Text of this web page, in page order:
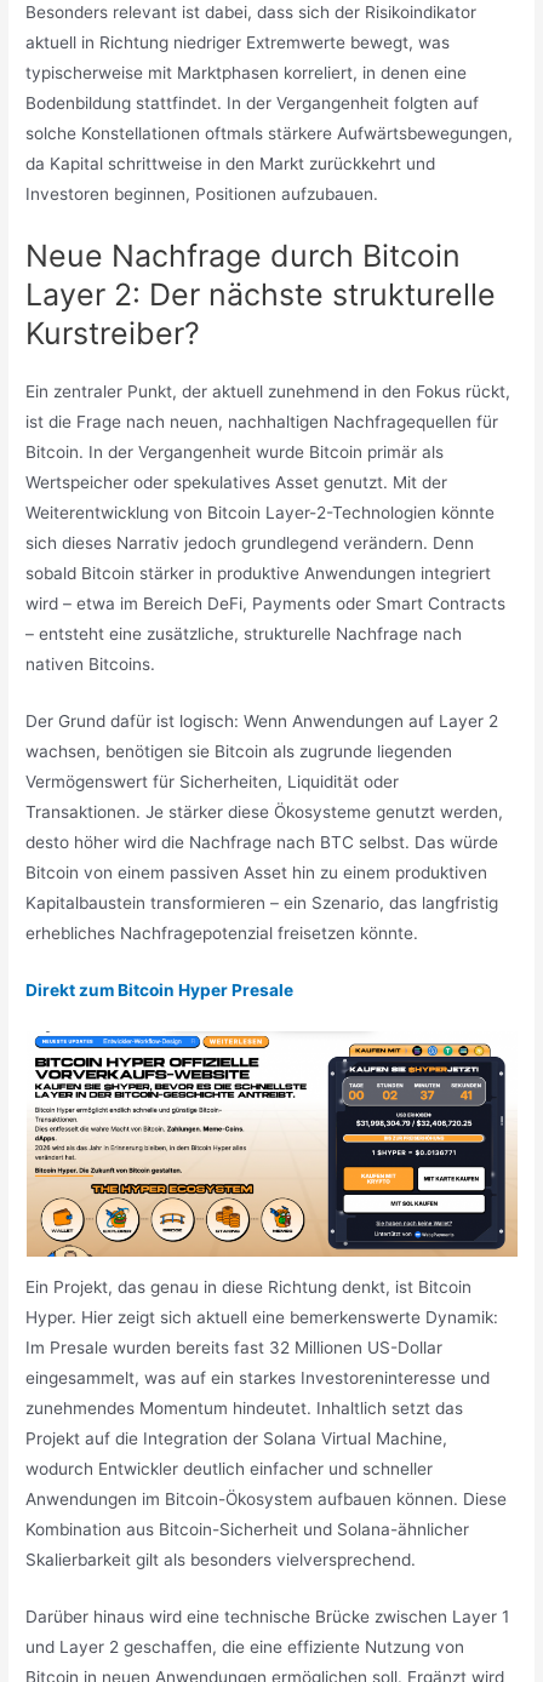
Besonders relevant ist dabei, dass sich der Risikoindikator
aktuell in Richtung niedriger Extremwerte bewegt, was
typischerweise mit Marktphasen korreliert, in denen eine
Bodenbildung stattfindet. In der Vergangenheit folgten auf
solche Konstellationen oftmals stärkere Aufwärtsbewegungen,
da Kapital schrittweise in den Markt zurückkehrt und
Investoren beginnen, Positionen aufzubauen.
Neue Nachfrage durch Bitcoin
Layer 2: Der nächste strukturelle
Kurstreiber?
Ein zentraler Punkt, der aktuell zunehmend in den Fokus rückt,
ist die Frage nach neuen, nachhaltigen Nachfragequellen für
Bitcoin. In der Vergangenheit wurde Bitcoin primär als
Wertspeicher oder spekulatives Asset genutzt. Mit der
Weiterentwicklung von Bitcoin Layer-2-Technologien könnte
sich dieses Narrativ jedoch grundlegend verändern. Denn
sobald Bitcoin stärker in produktive Anwendungen integriert
wird – etwa im Bereich DeFi, Payments oder Smart Contracts
– entsteht eine zusätzliche, strukturelle Nachfrage nach
nativen Bitcoins.
Der Grund dafür ist logisch: Wenn Anwendungen auf Layer 2
wachsen, benötigen sie Bitcoin als zugrunde liegenden
Vermögenswert für Sicherheiten, Liquidität oder
Transaktionen. Je stärker diese Ökosysteme genutzt werden,
desto höher wird die Nachfrage nach BTC selbst. Das würde
Bitcoin von einem passiven Asset hin zu einem produktiven
Kapitalbaustein transformieren – ein Szenario, das langfristig
erhebliches Nachfragepotenzial freisetzen könnte.
Direkt zum Bitcoin Hyper Presale
Ein Projekt, das genau in diese Richtung denkt, ist Bitcoin
Hyper. Hier zeigt sich aktuell eine bemerkenswerte Dynamik:
Im Presale wurden bereits fast 32 Millionen US-Dollar
eingesammelt, was auf ein starkes Investoreninteresse und
zunehmendes Momentum hindeutet. Inhaltlich setzt das
Projekt auf die Integration der Solana Virtual Machine,
wodurch Entwickler deutlich einfacher und schneller
Anwendungen im Bitcoin-Ökosystem aufbauen können. Diese
Kombination aus Bitcoin-Sicherheit und Solana-ähnlicher
Skalierbarkeit gilt als besonders vielversprechend.
Darüber hinaus wird eine technische Brücke zwischen Layer 1
und Layer 2 geschaffen, die eine effiziente Nutzung von
Bitcoin in neuen Anwendungen ermöglichen soll. Ergänzt wird